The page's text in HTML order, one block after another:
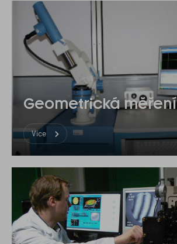
Metrologie
optických
komponent
Geometrická měření
Více